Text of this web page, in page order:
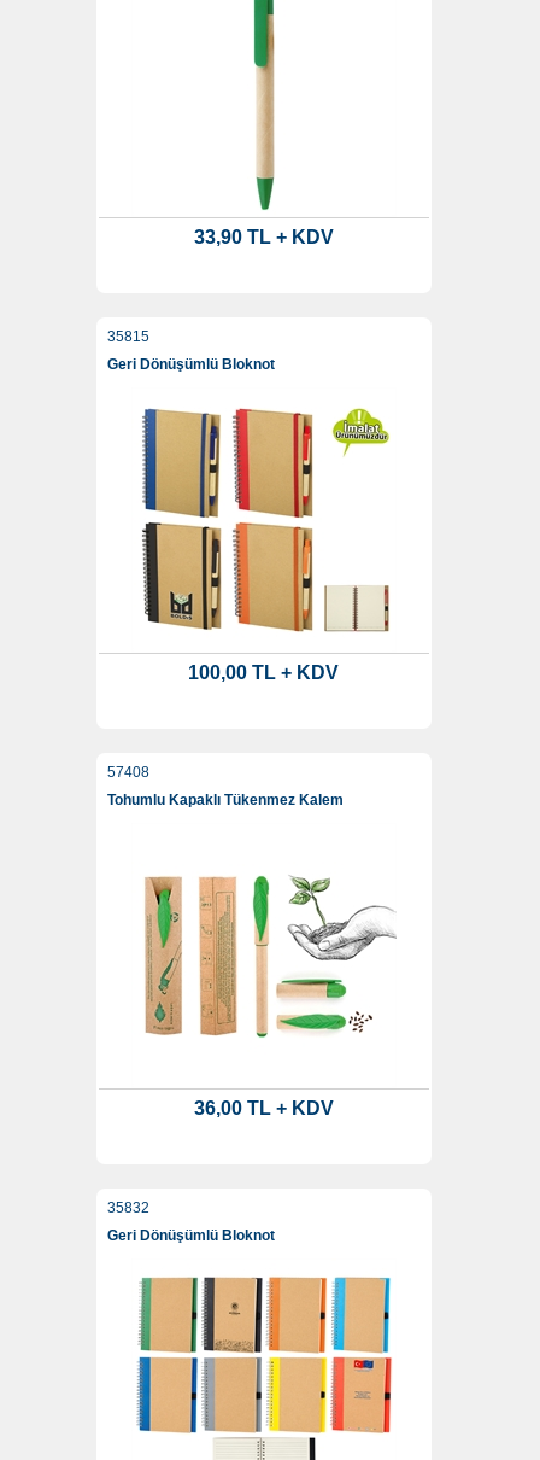
33,90 TL + KDV
35815
Geri Dönüşümlü Bloknot
100,00 TL + KDV
57408
Tohumlu Kapaklı Tükenmez Kalem
36,00 TL + KDV
35832
Geri Dönüşümlü Bloknot